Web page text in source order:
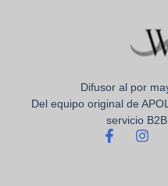
Difusor al por
Del equipo original de
servicio
F
a
I